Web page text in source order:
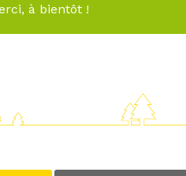
à bientôt !